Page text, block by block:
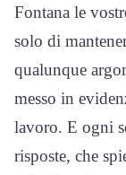
Fontana le
solo di
qualunque
messo in
lavoro. E ogni
risposte, che